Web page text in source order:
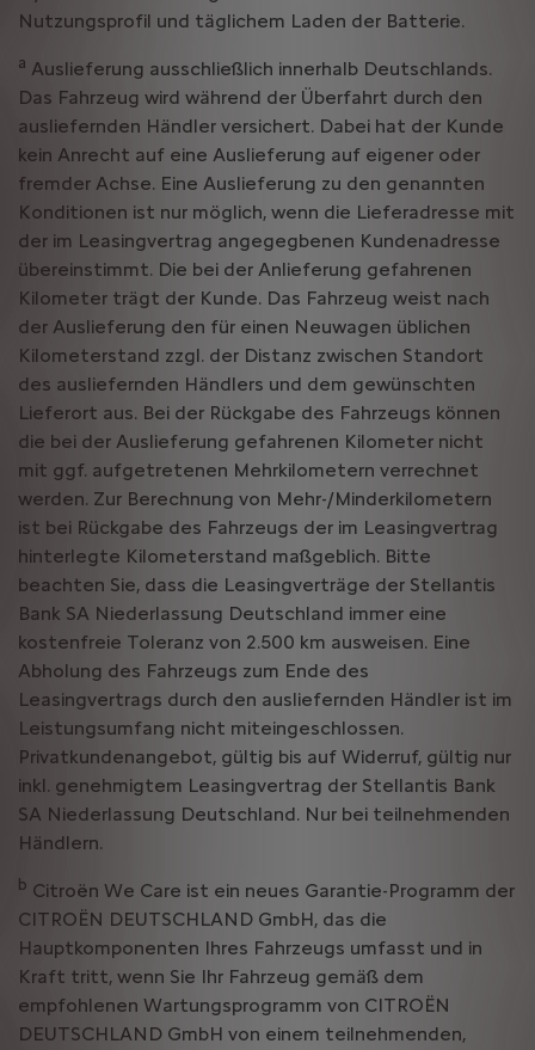
Nutzungsprofil und täglichem Laden der Batterie.
a Auslieferung ausschließlich innerhalb Deutschlands.
Das Fahrzeug wird während der Überfahrt durch den
ausliefernden Händler versichert. Dabei hat der Kunde
kein Anrecht auf eine Auslieferung auf eigener oder
fremder Achse. Eine Auslieferung zu den genannten
Konditionen ist nur möglich, wenn die Lieferadresse mit
der im Leasingvertrag angegegbenen Kundenadresse
übereinstimmt. Die bei der Anlieferung gefahrenen
Kilometer trägt der Kunde. Das Fahrzeug weist nach
der Auslieferung den für einen Neuwagen üblichen
Kilometerstand zzgl. der Distanz zwischen Standort
des ausliefernden Händlers und dem gewünschten
Lieferort aus. Bei der Rückgabe des Fahrzeugs können
die bei der Auslieferung gefahrenen Kilometer nicht
mit ggf. aufgetretenen Mehrkilometern verrechnet
werden. Zur Berechnung von Mehr-/Minderkilometern
ist bei Rückgabe des Fahrzeugs der im Leasingvertrag
hinterlegte Kilometerstand maßgeblich. Bitte
beachten Sie, dass die Leasingverträge der Stellantis
Bank SA Niederlassung Deutschland immer eine
kostenfreie Toleranz von 2.500 km ausweisen. Eine
Abholung des Fahrzeugs zum Ende des
Leasingvertrags durch den ausliefernden Händler ist im
Leistungsumfang nicht miteingeschlossen.
Privatkundenangebot, gültig bis auf Widerruf, gültig nur
inkl. genehmigtem Leasingvertrag der Stellantis Bank
SA Niederlassung Deutschland. Nur bei teilnehmenden
Händlern.
b Citroën We Care ist ein neues Garantie-Programm der
CITROËN DEUTSCHLAND GmbH, das die
Hauptkomponenten Ihres Fahrzeugs umfasst und in
Kraft tritt, wenn Sie Ihr Fahrzeug gemäß dem
empfohlenen Wartungsprogramm von CITROËN
DEUTSCHLAND GmbH von einem teilnehmenden,